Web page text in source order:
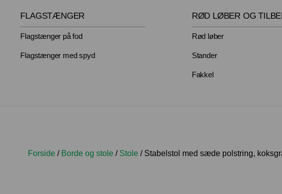
FLAGSTÆNGER
Flagstænger på fod
Flagstænger med spyd
RØD LØBER OG
Rød løber
Stander
Fakkel
Forside / Borde og stole / Stole / Stabelstol med sæde polstring,